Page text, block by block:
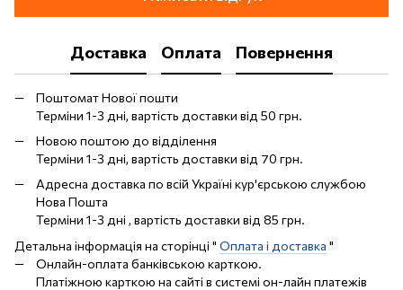
Доставка Оплата Повернення
Поштомат Нової пошти
Терміни 1-3 дні, вартість доставки від 50 грн.
Новою поштою до відділення
Терміни 1-3 дні, вартість доставки від 70 грн.
Адресна доставка по всій Україні кур'єрською службою
Нова Пошта
Терміни 1-3 дні , вартість доставки від 85 грн.
Детальна інформація на сторінці " Оплата і доставка "
Онлайн-оплата банківською карткою.
Платіжною карткою на сайті в системі он-лайн платежів